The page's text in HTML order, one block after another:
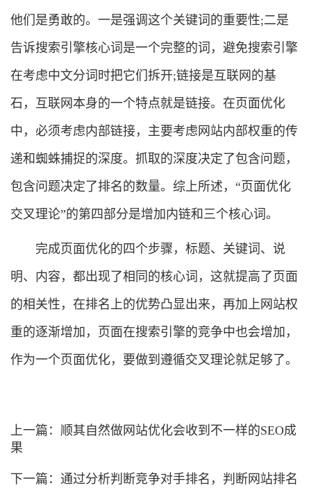
他们是勇敢的。一是强调这个关键词的重要性;二是
告诉搜索引擎核心词是一个完整的词，避免搜索引擎
在考虑中文分词时把它们拆开;链接是互联网的基
石，互联网本身的一个特点就是链接。在页面优化
中，必须考虑内部链接，主要考虑网站内部权重的传
递和蜘蛛捕捉的深度。抓取的深度决定了包含问题，
包含问题决定了排名的数量。综上所述，“页面优化
交叉理论”的第四部分是增加内链和三个核心词。
完成页面优化的四个步骤，标题、关键词、说
明、内容，都出现了相同的核心词，这就提高了页面
的相关性，在排名上的优势凸显出来，再加上网站权
重的逐渐增加，页面在搜索引擎的竞争中也会增加，
作为一个页面优化，要做到遵循交叉理论就足够了。
上一篇： 顺其自然做网站优化会收到不一样的SEO成
果
下一篇： 通过分析判断竞争对手排名，判断网站排名